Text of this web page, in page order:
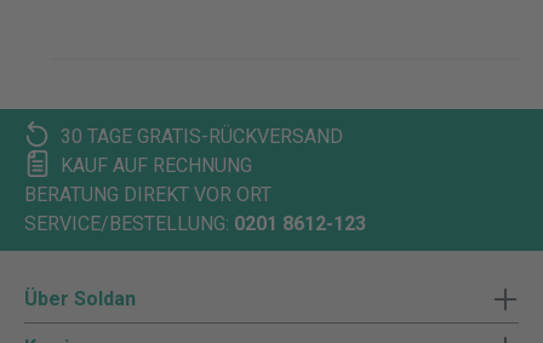
30 TAGE GRATIS-RÜCKVERSAND
KAUF AUF RECHNUNG
BERATUNG DIREKT VOR ORT
SERVICE/BESTELLUNG: 0201 8612-123
Über Soldan